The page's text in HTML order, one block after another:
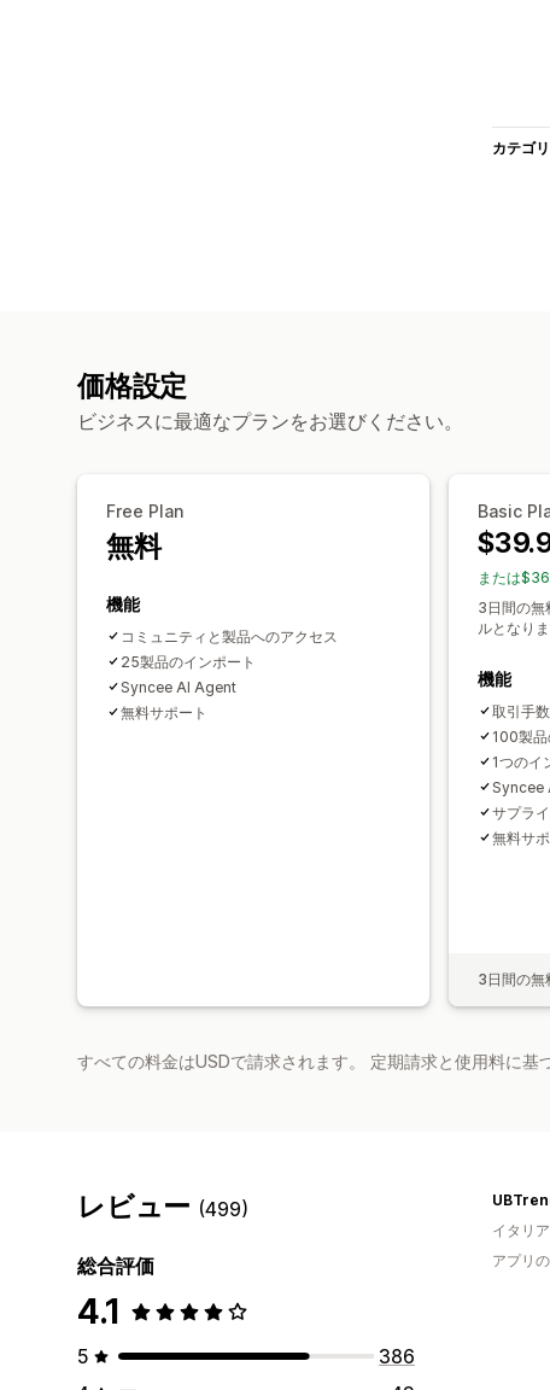
カテゴ
価格設定
ビジネスに最適なプランをお選びください。
Free Plan
無料
機能
コミュニティと製品へのアクセス
25製品のインポート
Syncee AI Agent
無料サポート
Basic
または
3日間の無
ルとなりま
機能
取引手
100製品
1つのイ
Syncee
サプラ
無料サ
3日間の無
すべての料金はUSDで請求されます。 定期請求と使用料に基
レビュー (499)
総合評価
4.1
5
386
イタリア
アプリ